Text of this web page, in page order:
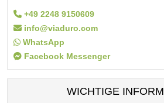
+49 2248 9150609
info@viaduro.com
WhatsApp
Facebook Messenger
WICHTIGE